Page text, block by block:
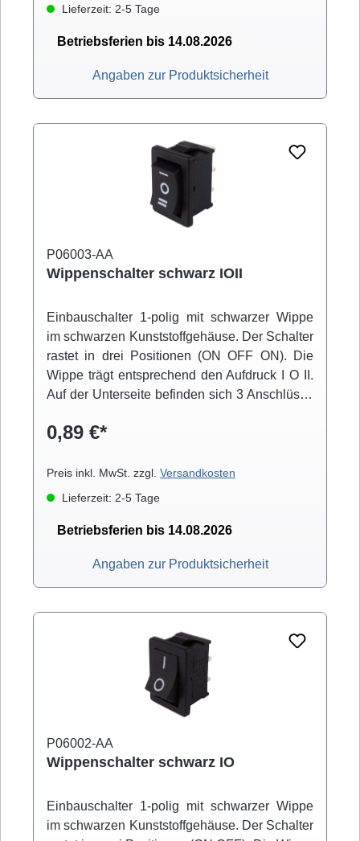
Lieferzeit: 2-5 Tage
Betriebsferien bis 14.08.2026
Angaben zur Produktsicherheit
P06003-AA
Wippenschalter schwarz IOII
Einbauschalter 1-polig mit schwarzer Wippe
im schwarzen Kunststoffgehäuse. Der Schalter
rastet in drei Positionen (ON OFF ON). Die
Wippe trägt entsprechend den Aufdruck I O II.
Auf der Unterseite befinden sich 3 Anschlüsse
über Snap-in-Montage.
0,89 €*
Preis inkl. MwSt. zzgl. Versandkosten
Lieferzeit: 2-5 Tage
Betriebsferien bis 14.08.2026
Angaben zur Produktsicherheit
P06002-AA
Wippenschalter schwarz IO
Einbauschalter 1-polig mit schwarzer Wippe
im schwarzen Kunststoffgehäuse. Der Schalter